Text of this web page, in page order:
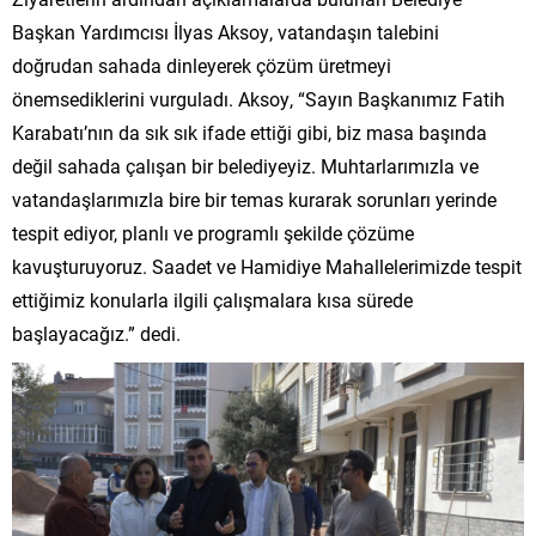
Başkan Yardımcısı İlyas Aksoy, vatandaşın talebini
doğrudan sahada dinleyerek çözüm üretmeyi
önemsediklerini vurguladı. Aksoy, “Sayın Başkanımız Fatih
Karabatı’nın da sık sık ifade ettiği gibi, biz masa başında
değil sahada çalışan bir belediyeyiz. Muhtarlarımızla ve
vatandaşlarımızla bire bir temas kurarak sorunları yerinde
tespit ediyor, planlı ve programlı şekilde çözüme
kavuşturuyoruz. Saadet ve Hamidiye Mahallelerimizde tespit
ettiğimiz konularla ilgili çalışmalara kısa sürede
başlayacağız.” dedi.